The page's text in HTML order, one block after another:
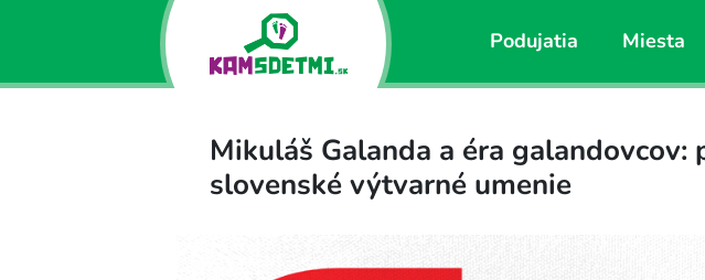
Podujatia Miesta
Mikuláš Galanda a éra
slovenské výtvarné umenie